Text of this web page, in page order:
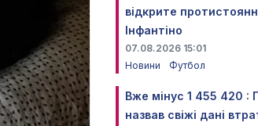
відкрите
Інфантіно
07.08.2026 15:01
Новини
Футбол
Вже мінус 1 455 420 :
назвав свіжі дані